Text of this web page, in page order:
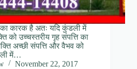
कारक है अतः यदि कुंडली में
को उच्चस्तरीय गृह संपत्ति का
अच्छी संपत्ति और वैभव को
में…
November 22, 2017